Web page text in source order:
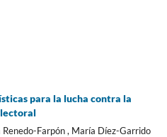
para la lucha contra la
Farpón , María Díez-Garrido